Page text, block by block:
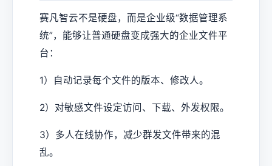
赛凡智云不是硬盘，而是企业级“数据管理系
统”，能够让普通硬盘变成强大的企业文件平
台：
1）自动记录每个文件的版本、修改人。
2）对敏感文件设定访问、下载、外发权限。
3）多人在线协作，减少群发文件带来的混
乱。